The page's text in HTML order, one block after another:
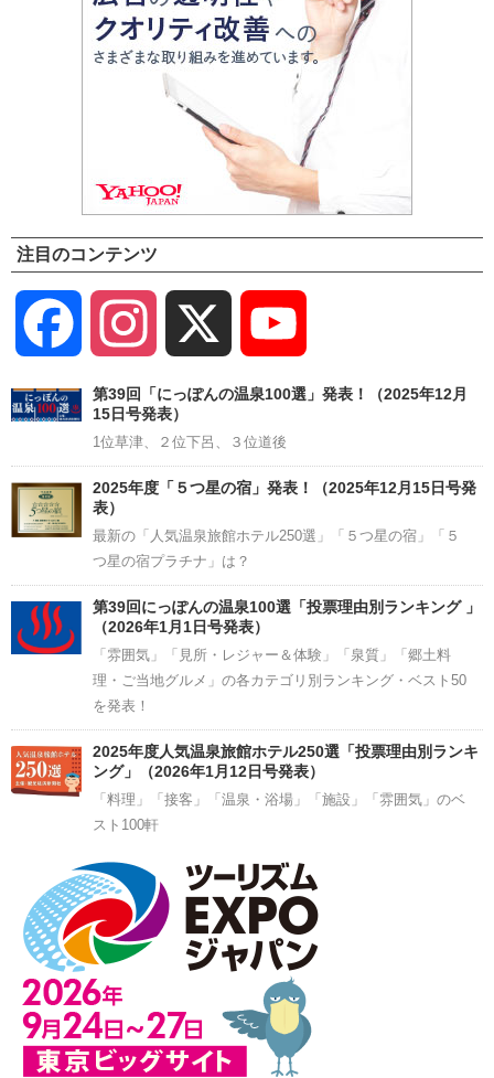
注目のコンテンツ
Facebook Instagram
Channel
第39回「にっぽんの温泉100選」発表！（2025年12月
15日号発表）
1位草津、２位下呂、３位道後
2025年度「５つ星の宿」発表！（2025年12月15日号発
表）
最新の「人気温泉旅館ホテル250選」「５つ星の宿」「５
つ星の宿プラチナ」は？
第39回にっぽんの温泉100選「投票理由別ランキング 」
（2026年1月1日号発表）
「雰囲気」「見所・レジャー＆体験」「泉質」「郷土料
理・ご当地グルメ」の各カテゴリ別ランキング・ベスト50
を発表！
2025年度人気温泉旅館ホテル250選「投票理由別ランキ
ング」（2026年1月12日号発表）
「料理」「接客」「温泉・浴場」「施設」「雰囲気」のベ
スト100軒